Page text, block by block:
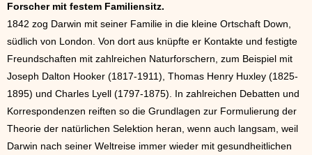
Forscher mit festem Familiensitz.
1842 zog Darwin mit seiner Familie in die kleine Ortschaft Down,
südlich von London. Von dort aus knüpfte er Kontakte und festigte
Freundschaften mit zahlreichen Naturforschern, zum Beispiel mit
Joseph Dalton Hooker (1817-1911), Thomas Henry Huxley (1825-
1895) und Charles Lyell (1797-1875). In zahlreichen Debatten und
Korrespondenzen reiften so die Grundlagen zur Formulierung der
Theorie der natürlichen Selektion heran, wenn auch langsam, weil
Darwin nach seiner Weltreise immer wieder mit gesundheitlichen